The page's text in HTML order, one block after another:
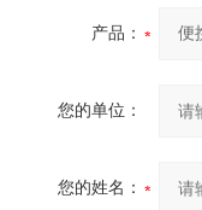
产品：
您的单位：
您的姓名：